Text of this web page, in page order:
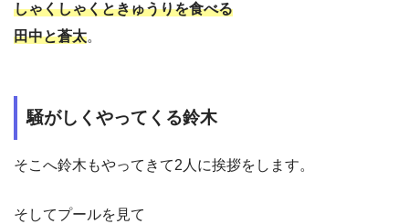
しゃくしゃくときゅうりを食べる
田中と蒼太。
騒がしくやってくる鈴木
そこへ鈴木もやってきて2人に挨拶をします。
そしてプールを見て